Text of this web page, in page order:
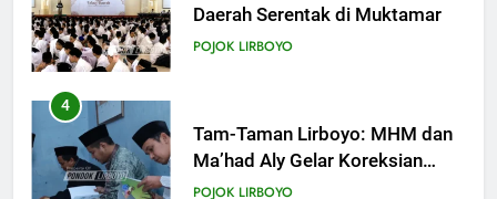
Ma’had Aly Gelar Koreksian
Kitab Semester Ganjil
POJOK LIRBOYO
5
Mudir Aam Ma’had Aly
Sampaikan Pentingnya
Mempelajari Ilmu Hadis Dalam
POJOK LIRBOYO